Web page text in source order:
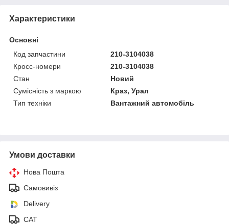
Характеристики
Основні
Код запчастини
210-3104038
Кросс-номери
210-3104038
Стан
Новий
Сумісність з маркою
Краз, Урал
Тип техніки
Вантажний автомобіль
Умови доставки
Нова Пошта
Самовивіз
Delivery
САТ